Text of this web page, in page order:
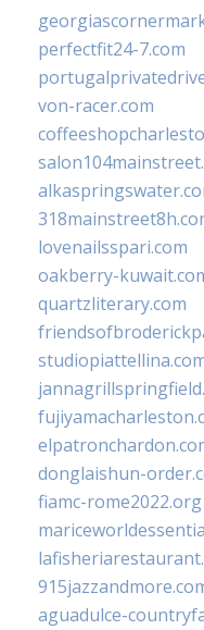
perfectfit24-7.com
von-racer.com
lovenailsspari.com
oakberry-
quartzliterary.com
donglaishun-
fiamc-rome2022.org
aguadulce-